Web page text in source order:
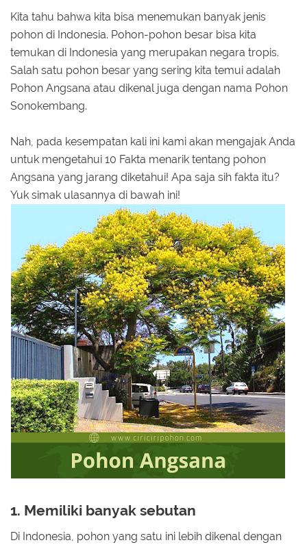
Kita tahu bahwa kita bisa menemukan banyak jenis
pohon di Indonesia. Pohon-pohon besar bisa kita
temukan di Indonesia yang merupakan negara tropis.
Salah satu pohon besar yang sering kita temui adalah
Pohon Angsana atau dikenal juga dengan nama Pohon
Sonokembang.
Nah, pada kesempatan kali ini kami akan mengajak Anda
untuk mengetahui 10 Fakta menarik tentang pohon
Angsana yang jarang diketahui! Apa saja sih fakta itu?
Yuk simak ulasannya di bawah ini!
1. Memiliki banyak sebutan
Di Indonesia, pohon yang satu ini lebih dikenal dengan